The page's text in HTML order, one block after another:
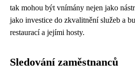
tak mohou být vnímány nejen jako
jako investice do zkvalitnění služeb a
restaurací a jejími hosty.
Sledování zaměstnanců